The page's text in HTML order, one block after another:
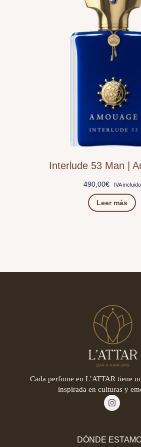
Interlude 53 Man |
490,00€ IVA incluido
Leer más
Cada perfume en L’ATTAR tiene
inspirada en culturas y
DÓNDE